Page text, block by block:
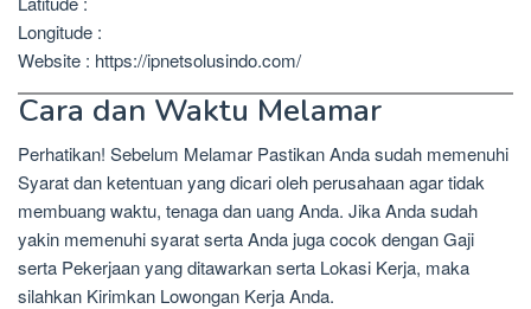
Longitude :
Website : https://ipnetsolusindo.com/
Cara dan Waktu Melamar
Perhatikan! Sebelum Melamar Pastikan Anda sudah memenuhi
Syarat dan ketentuan yang dicari oleh perusahaan agar tidak
membuang waktu, tenaga dan uang Anda. Jika Anda sudah
yakin memenuhi syarat serta Anda juga cocok dengan Gaji
serta Pekerjaan yang ditawarkan serta Lokasi Kerja, maka
silahkan Kirimkan Lowongan Kerja Anda.